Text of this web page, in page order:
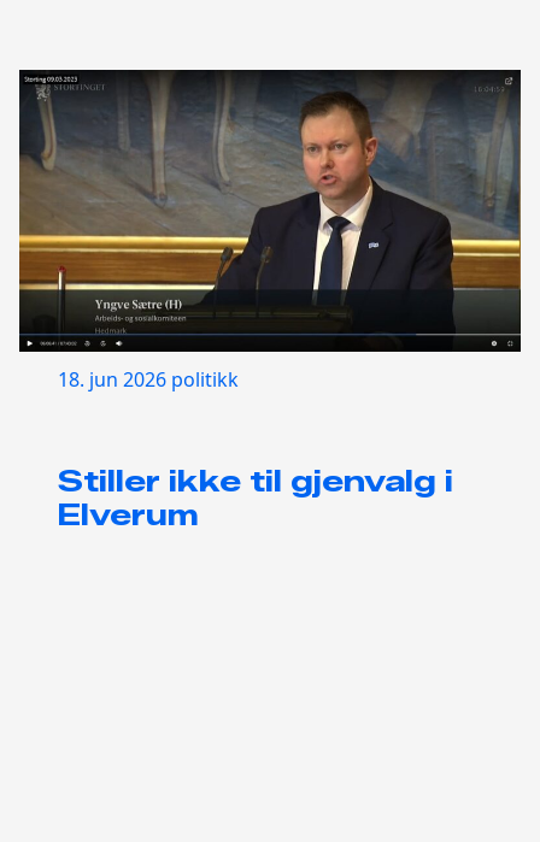
18. jun 2026 politikk
Stiller ikke til gjenvalg i
Elverum